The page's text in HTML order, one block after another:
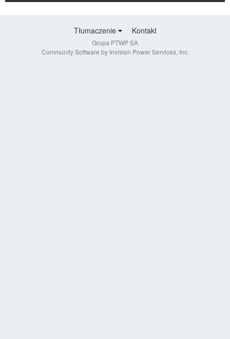
Tłumaczenie Kontakt
Grupa PTWP SA
Community Software by Invision Power Services, Inc.